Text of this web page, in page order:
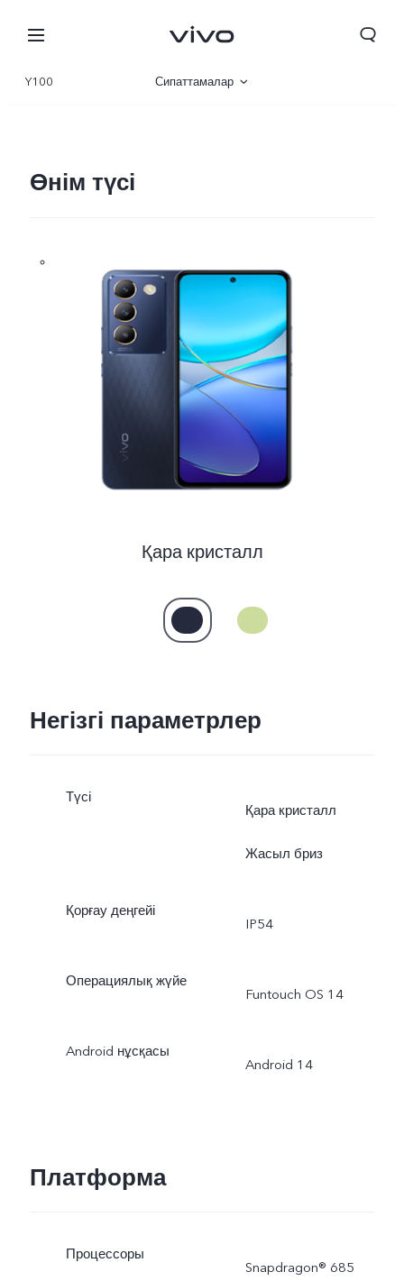
Казахстан(kk) | Елді/аймақты таңдаңыз
Y100 Сипаттамалар
Өнім түсі
Қара кристалл
Негізгі параметрлер
Түсі
Қара кристалл
Жасыл бриз
Қорғау деңгейі
IP54
Операциялық жүйе
Funtouch OS 14
Android нұсқасы
Android 14
Платформа
Процессоры
Snapdragon® 685